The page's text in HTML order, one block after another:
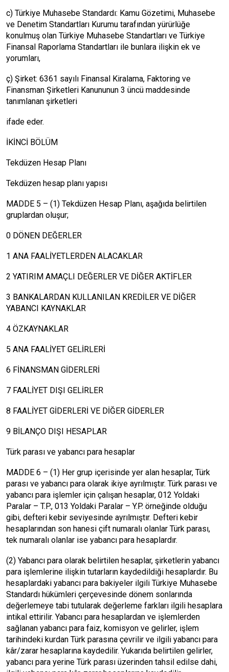
c) Türkiye Muhasebe Standardı: Kamu Gözetimi, Muhasebe
ve Denetim Standartları Kurumu tarafından yürürlüğe
konulmuş olan Türkiye Muhasebe Standartları ve Türkiye
Finansal Raporlama Standartları ile bunlara ilişkin ek ve
yorumları,
ç) Şirket: 6361 sayılı Finansal Kiralama, Faktoring ve
Finansman Şirketleri Kanununun 3 üncü maddesinde
tanımlanan şirketleri
ifade eder.
İKİNCİ BÖLÜM
Tekdüzen Hesap Planı
Tekdüzen hesap planı yapısı
MADDE 5 – (1) Tekdüzen Hesap Planı, aşağıda belirtilen
gruplardan oluşur;
0 DÖNEN DEĞERLER
1 ANA FAALİYETLERDEN ALACAKLAR
2 YATIRIM AMAÇLI DEĞERLER VE DİĞER AKTİFLER
3 BANKALARDAN KULLANILAN KREDİLER VE DİĞER
YABANCI KAYNAKLAR
4 ÖZKAYNAKLAR
5 ANA FAALİYET GELİRLERİ
6 FİNANSMAN GİDERLERİ
7 FAALİYET DIŞI GELİRLER
8 FAALİYET GİDERLERİ VE DİĞER GİDERLER
9 BİLANÇO DIŞI HESAPLAR
Türk parası ve yabancı para hesaplar
MADDE 6 – (1) Her grup içerisinde yer alan hesaplar, Türk
parası ve yabancı para olarak ikiye ayrılmıştır. Türk parası ve
yabancı para işlemler için çalışan hesaplar, 012 Yoldaki
Paralar – T.P., 013 Yoldaki Paralar – Y.P. örneğinde olduğu
gibi, defteri kebir seviyesinde ayrılmıştır. Defteri kebir
hesaplarından son hanesi çift numaralı olanlar Türk parası,
tek numaralı olanlar ise yabancı para hesaplardır.
(2) Yabancı para olarak belirtilen hesaplar, şirketlerin yabancı
para işlemlerine ilişkin tutarların kaydedildiği hesaplardır. Bu
hesaplardaki yabancı para bakiyeler ilgili Türkiye Muhasebe
Standardı hükümleri çerçevesinde dönem sonlarında
değerlemeye tabi tutularak değerleme farkları ilgili hesaplara
intikal ettirilir. Yabancı para hesaplardan ve işlemlerden
sağlanan yabancı para faiz, komisyon ve gelirler, işlem
tarihindeki kurdan Türk parasına çevrilir ve ilgili yabancı para
kâr/zarar hesaplarına kaydedilir. Yukarıda belirtilen gelirler,
yabancı para yerine Türk parası üzerinden tahsil edilse dahi,